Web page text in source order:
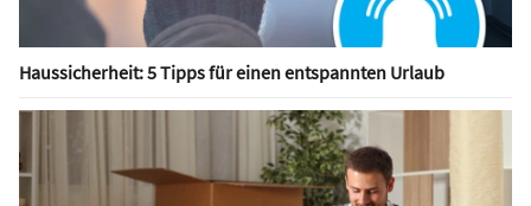
Haussicherheit: 5 Tipps für einen entspannten Urlaub